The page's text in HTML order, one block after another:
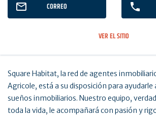
CORREO
VER EL SITIO
Square Habitat, la red de agentes
Agricole, está a su disposición para ayudarle
sueños inmobiliarios. Nuestro equipo,
toda la vida, le acompañará con pasión y